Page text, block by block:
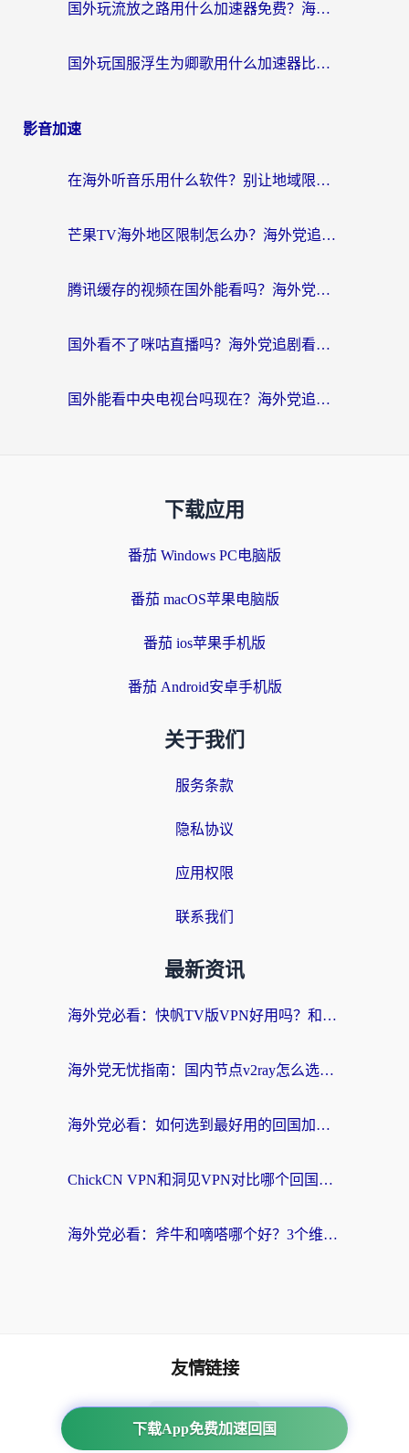
国外玩流放之路用什么加速器免费？海外党亲测有效的国服游戏加速指南
国外玩国服浮生为卿歌用什么加速器比较好？海外党亲测不踩坑指南
影音加速
在海外听音乐用什么软件？别让地域限制断了你的华语歌单
芒果TV海外地区限制怎么办？海外党追剧看片的实用加速器选择指南
腾讯缓存的视频在国外能看吗？海外党追剧看片的终极解决方案
国外看不了咪咕直播吗？海外党追剧看片的加速器选择指南
国外能看中央电视台吗现在？海外党追剧看央视的实用指南
下载应用
番茄 Windows PC电脑版
番茄 macOS苹果电脑版
番茄 ios苹果手机版
番茄 Android安卓手机版
关于我们
服务条款
隐私协议
应用权限
联系我们
最新资讯
海外党必看：快帆TV版VPN好用吗？和快游VPN对比哪个回国效果更好？附实用避坑指南
海外党无忧指南：国内节点v2ray怎么选？一键回国VPN+多场景实测帮你避坑
海外党必看：如何选到最好用的回国加速器？从节点到售后的全维度指南
ChickCN VPN和洞见VPN对比哪个回国效果更好？海外党亲测3款加速器+避坑指南
海外党必看：斧牛和嘀嗒哪个好？3个维度教你选对回国加速器
下载App免费加速回国
友情链接
番茄加速器